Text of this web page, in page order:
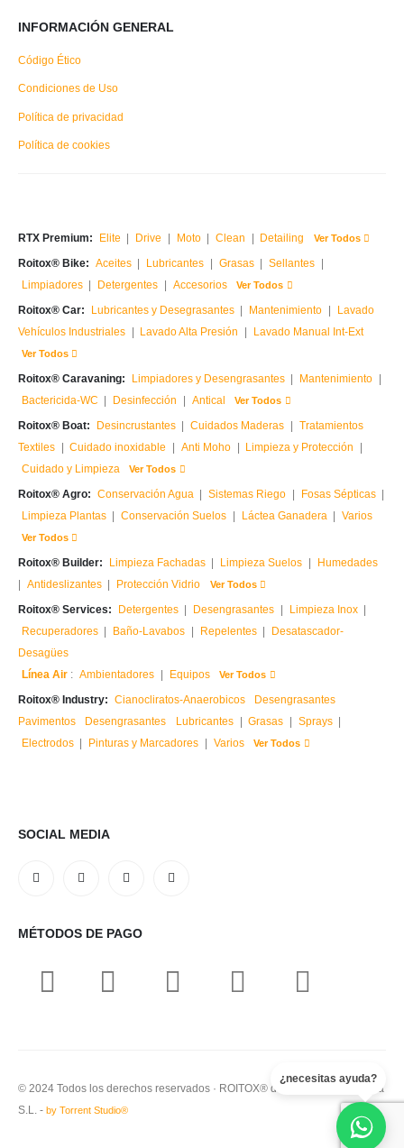
INFORMACIÓN GENERAL
Código Ético
Condiciones de Uso
Política de privacidad
Política de cookies
RTX Premium: Elite | Drive | Moto | Clean | Detailing Ver Todos
Roitox® Bike: Aceites | Lubricantes | Grasas | Sellantes
|
Limpiadores | Detergentes | Accesorios Ver Todos
Roitox® Car: Lubricantes y Desegrasantes | Mantenimiento |
Lavado
Vehículos Industriales
| Lavado Alta Presión | Lavado Manual Int-Ext
Ver Todos
Roitox® Caravaning: Limpiadores y Desengrasantes | Mantenimiento
|
Bactericida-WC
| Desinfección | Antical Ver Todos
Roitox® Boat: Desincrustantes | Cuidados Maderas |
Tratamientos
Textiles
| Cuidado inoxidable | Anti Moho | Limpieza y Protección
|
Cuidado y Limpieza
Ver Todos
Roitox® Agro: Conservación Agua | Sistemas Riego | Fosas Sépticas |
Limpieza Plantas | Conservación Suelos | Láctea Ganadera | Varios
Ver Todos
Roitox® Builder: Limpieza Fachadas | Limpieza Suelos |
Humedades
|
Antideslizantes | Protección Vidrio Ver Todos
Roitox® Services: Detergentes | Desengrasantes | Limpieza Inox |
Recuperadores | Baño-Lavabos | Repelentes |
Desatascador-
Desagües
Línea Air : Ambientadores | Equipos Ver Todos
Roitox® Industry: Cianocliratos-Anaerobicos
Desengrasantes
Pavimentos
Desengrasantes Lubricantes | Grasas | Sprays |
Electrodos | Pinturas y Marcadores | Varios Ver Todos
SOCIAL MEDIA
MÉTODOS DE PAGO
© 2024 Todos los derechos reservados · ROITOX® de Serglobert Hispania
S.L. - by Torrent Studio®
¿necesitas ayuda?